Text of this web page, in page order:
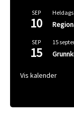
SEP
10
Heldags
SEP
15
15
Vis kalender